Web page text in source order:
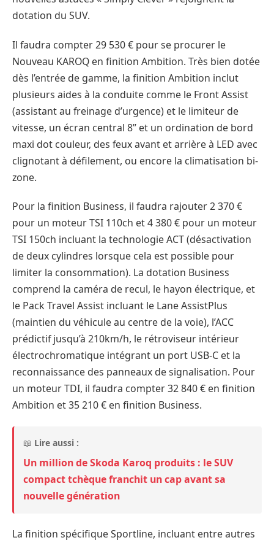
dotation du SUV.
Il faudra compter 29 530 € pour se procurer le
Nouveau KAROQ en finition Ambition. Très bien dotée
dès l’entrée de gamme, la finition Ambition inclut
plusieurs aides à la conduite comme le Front Assist
(assistant au freinage d’urgence) et le limiteur de
vitesse, un écran central 8’’ et un ordination de bord
maxi dot couleur, des feux avant et arrière à LED avec
clignotant à défilement, ou encore la climatisation bi-
zone.
Pour la finition Business, il faudra rajouter 2 370 €
pour un moteur TSI 110ch et 4 380 € pour un moteur
TSI 150ch incluant la technologie ACT (désactivation
de deux cylindres lorsque cela est possible pour
limiter la consommation). La dotation Business
comprend la caméra de recul, le hayon électrique, et
le Pack Travel Assist incluant le Lane AssistPlus
(maintien du véhicule au centre de la voie), l’ACC
prédictif jusqu’à 210km/h, le rétroviseur intérieur
électrochromatique intégrant un port USB-C et la
reconnaissance des panneaux de signalisation. Pour
un moteur TDI, il faudra compter 32 840 € en finition
Ambition et 35 210 € en finition Business.
📖 Lire aussi :
Un million de Skoda Karoq produits : le SUV
compact tchèque franchit un cap avant sa
nouvelle génération
La finition spécifique Sportline, incluant entre autres